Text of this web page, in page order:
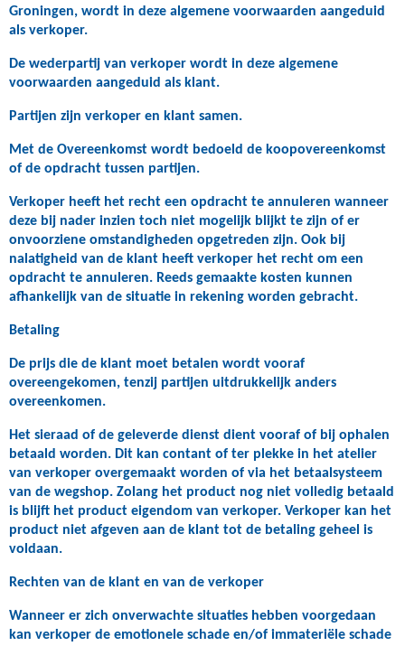
Groningen, wordt in deze algemene voorwaarden aangeduid
als verkoper.
De wederpartij van verkoper wordt in deze algemene
voorwaarden aangeduid als klant.
Partijen zijn verkoper en klant samen.
Met de Overeenkomst wordt bedoeld de koopovereenkomst
of de opdracht tussen partijen.
Verkoper heeft het recht een opdracht te annuleren wanneer
deze bij nader inzien toch niet mogelijk blijkt te zijn of er
onvoorziene omstandigheden opgetreden zijn. Ook bij
nalatigheid van de klant heeft verkoper het recht om een
opdracht te annuleren. Reeds gemaakte kosten kunnen
afhankelijk van de situatie in rekening worden gebracht.
Betaling
De prijs die de klant moet betalen wordt vooraf
overeengekomen, tenzij partijen uitdrukkelijk anders
overeenkomen.
Het sieraad of de geleverde dienst dient vooraf of bij ophalen
betaald worden. Dit kan contant of ter plekke in het atelier
van verkoper overgemaakt worden of via het betaalsysteem
van de wegshop. Zolang het product nog niet volledig betaald
is blijft het product eigendom van verkoper. Verkoper kan het
product niet afgeven aan de klant tot de betaling geheel is
voldaan.
Rechten van de klant en van de verkoper
Wanneer er zich onverwachte situaties hebben voorgedaan
kan verkoper de emotionele schade en/of immateriële schade